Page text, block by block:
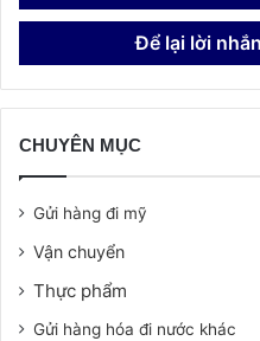
Để lại lời
CHUYÊN MỤC
Gửi hàng đi mỹ
Vận chuyển
Thực phẩm
Gửi hàng hóa đi nước khác